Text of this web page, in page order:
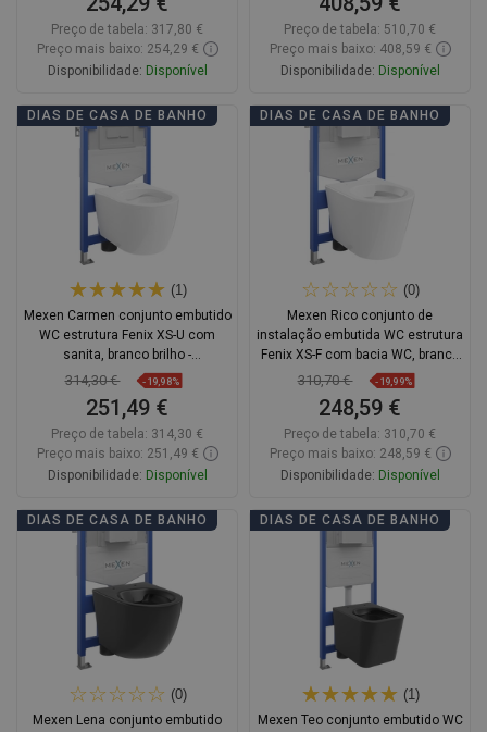
Preço de tabela: 317,80 €
Preço mais baixo: 254,29 €
Disponibilidade: Disponível
Adicionar
Comparar
Preço de tabela: 510,70 €
Preço mais baixo: 408,59 €
Disponibilidade: Disponível
Adicionar
DIAS DE CASA DE BANHO
(1)
Mexen Carmen conjunto embutido
WC estrutura Fenix XS-U com
sanita, branco brilho -
6853388XX00
314,30 € -19,98%
251,49 €
Preço de tabela: 314,30 €
Preço mais baixo: 251,49 €
Disponibilidade: Disponível
Adicionar
DIAS DE CASA DE BANHO
(0)
Mexen Rico conjunto de
instalação embutida WC estrutura
Fenix XS-F com bacia WC, branco
brilhante - 6803372XX00
310,70 € -19,99%
248,59 €
Preço de tabela: 310,70 €
Preço mais baixo: 248,59 €
Disponibilidade: Disponível
Adicionar
DIAS DE CASA DE BANHO
(0)
Mexen Lena conjunto embutido
DIAS DE CASA DE BANHO
(1)
Mexen Teo conjunto embutido WC